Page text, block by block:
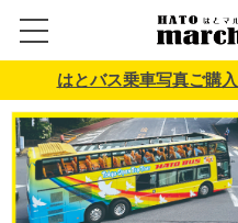
はとバス乗車写真ご購